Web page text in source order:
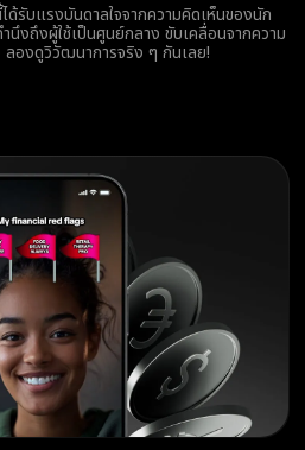
รับแรงบันดาลใจจากความคิดเห็นของนัก
นึงถึงผู้ใช้เป็นศูนย์กลาง ขับเคลื่อนจากความ
ลองดูวิวัฒนาการจริง ๆ กันเลย!